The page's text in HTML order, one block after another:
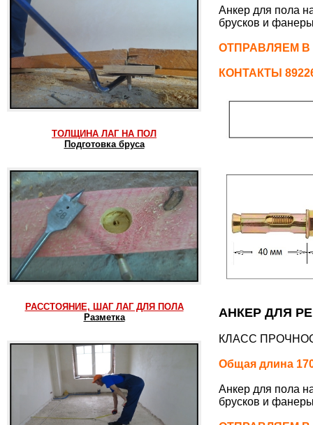
ТОЛЩИНА ЛАГ НА ПОЛ
Подготовка бруса
РАССТОЯНИЕ, ШАГ ЛАГ ДЛЯ ПОЛА
Разметка
Анкер для пола
брусков и
ОТПРАВЛЯЕМ
КОНТАКТЫ
АНКЕР ДЛЯ
КЛАСС
Общая длина
Анкер для пола
брусков и